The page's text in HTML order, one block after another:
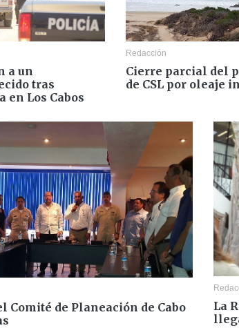
a un
tras
en Los Cabos
Redacción
Cierre parcial del
de CSL por oleaje
Comité de Planeación de Cabo
La